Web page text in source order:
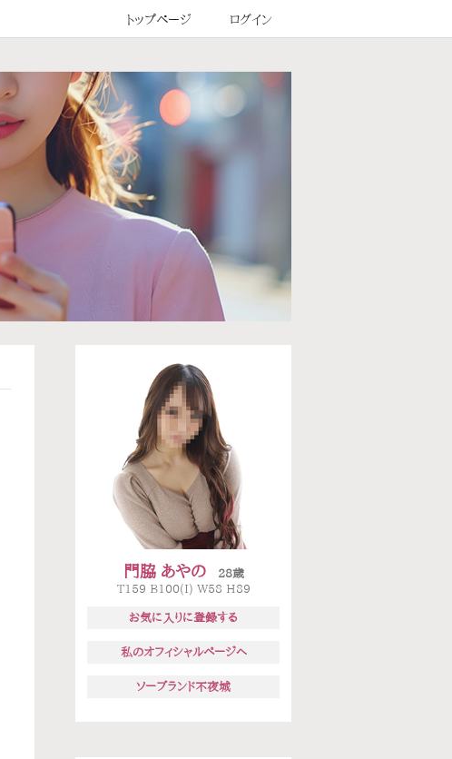
トップページ ログイン
門脇 あやの
28歳
T159 B100(I) W58 H89
お気に入りに登録する
私のオフィシャルページへ
ソープランド不夜城